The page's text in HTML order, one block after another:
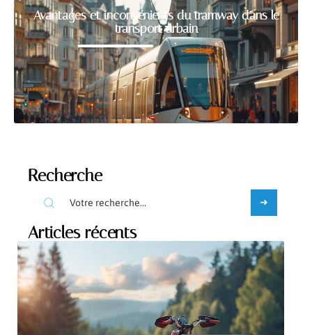
Avantages et inconvénients du tramway dans le
transport urbain
Recherche
Articles récents